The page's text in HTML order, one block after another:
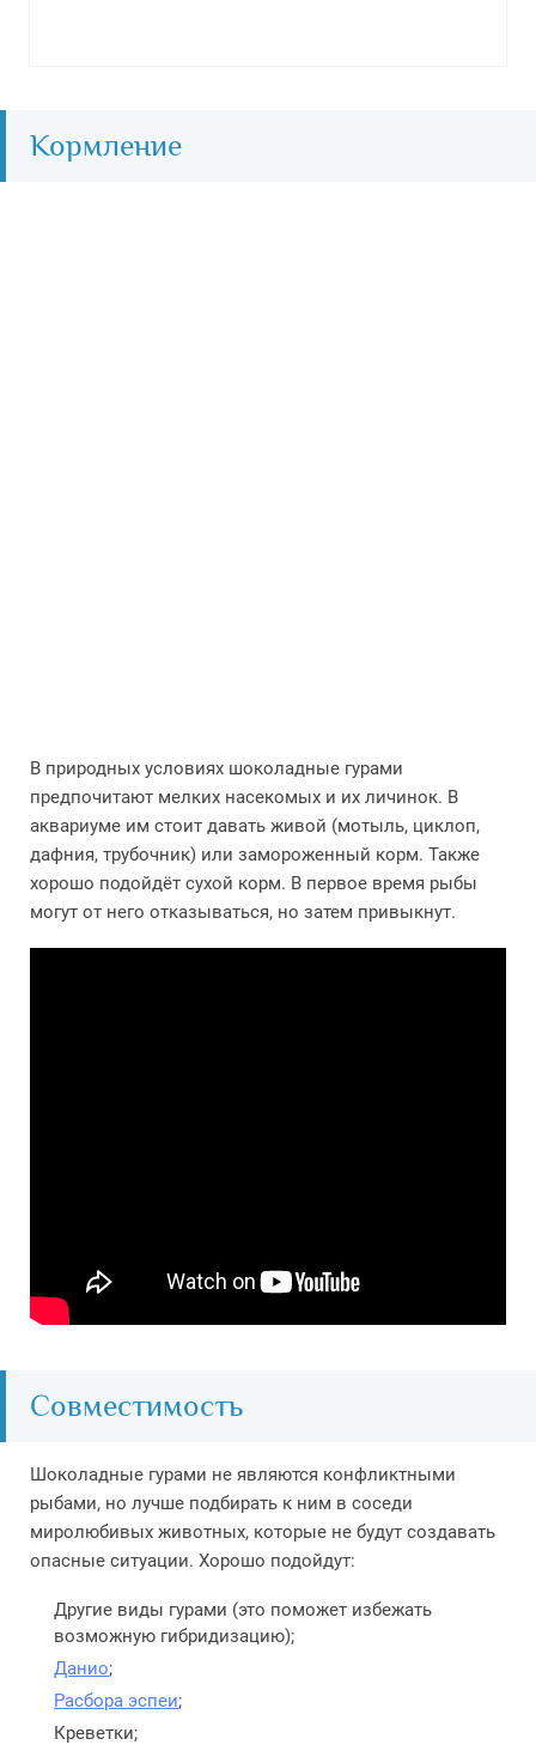
Кормление
В природных условиях шоколадные гурами
предпочитают мелких насекомых и их личинок. В
аквариуме им стоит давать живой (мотыль, циклоп,
дафния, трубочник) или замороженный корм. Также
хорошо подойдёт сухой корм. В первое время рыбы
могут от него отказываться, но затем привыкнут.
Совместимость
Шоколадные гурами не являются конфликтными
рыбами, но лучше подбирать к ним в соседи
миролюбивых животных, которые не будут создавать
опасные ситуации. Хорошо подойдут:
Другие виды гурами (это поможет избежать
возможную гибридизацию);
Данио;
Расбора эспеи;
Креветки;